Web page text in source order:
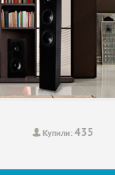
Купили:435